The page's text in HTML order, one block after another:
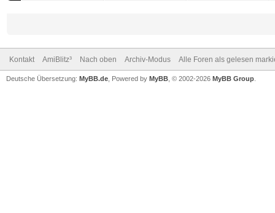
Kontakt AmiBlitz³ Nach oben Archiv-Modus Alle Foren als gelesen
Deutsche Übersetzung: MyBB.de , Powered by MyBB , © 2002-2026 MyBB Group